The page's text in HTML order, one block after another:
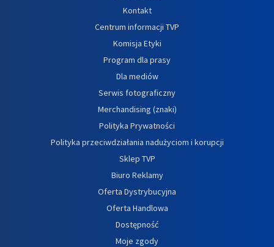
Kontakt
Centrum informacji TVP
Komisja Etyki
Program dla prasy
Dla mediów
Serwis fotograficzny
Merchandising (znaki)
Polityka Prywatności
Polityka przeciwdziałania nadużyciom i korupcji
Sklep TVP
Biuro Reklamy
Oferta Dystrybucyjna
Oferta Handlowa
Dostępność
Moje zgody